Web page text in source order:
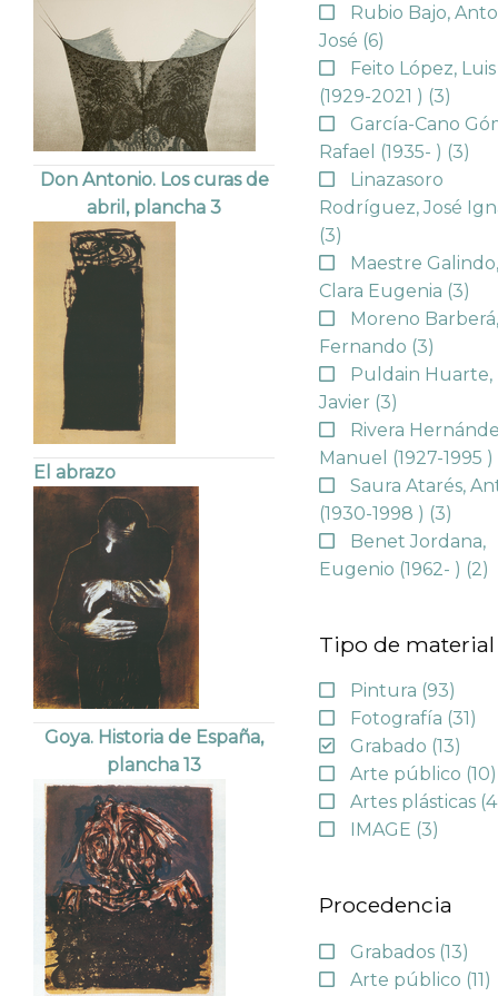
Don Antonio. Los curas de
abril, plancha 3
El abrazo
Goya. Historia de España,
plancha 13
Rubio Bajo,
José (6)
Feito López, Luis
(1929-2021 ) (3)
García-Cano
Rafael (1935- ) (3)
Linazasoro
Rodríguez, José
(3)
Maestre
Clara Eugenia (3)
Moreno
Fernando (3)
Puldain Huarte,
Javier (3)
Rivera
Manuel (1927-1995 )
Saura Atarés,
(1930-1998 ) (3)
Benet Jordana,
Eugenio (1962- ) (2)
Tipo de material
Pintura (93)
Fotografía (31)
Grabado (13)
Arte público (10)
Artes plásticas
IMAGE (3)
Procedencia
Grabados (13)
Arte público (11)